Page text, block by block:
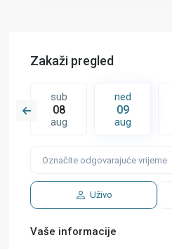
Zakaži pregled
sub
08
aug
ned
09
aug
Uživo
Vaše informacije